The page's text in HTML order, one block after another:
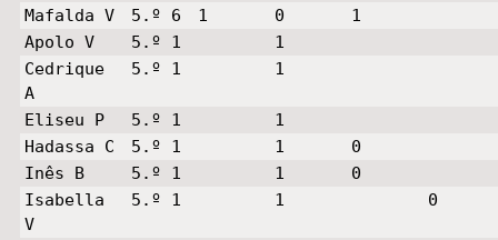
Mafalda V
5.º 6 1 0
1
Apolo V
5.º 1
1
Cedrique
A
5.º 1 1
Eliseu P 5.º 1
1
Hadassa C
5.º 1 1
0
Inês B
5.º 1 1
0
Isabella
V
5.º 1 1 0